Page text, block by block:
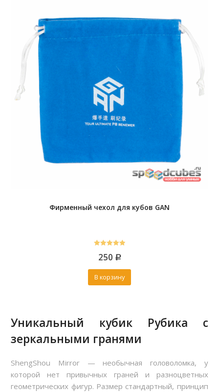
Фирменный чехол для кубов GAN
out of 5
250 Р
В корзину
Уникальный кубик Рубика с
зеркальными гранями
ShengShou Mirror — необычная головоломка, у
которой нет привычных граней и разноцветных
геометрических фигур. Размер стандартный, принцип